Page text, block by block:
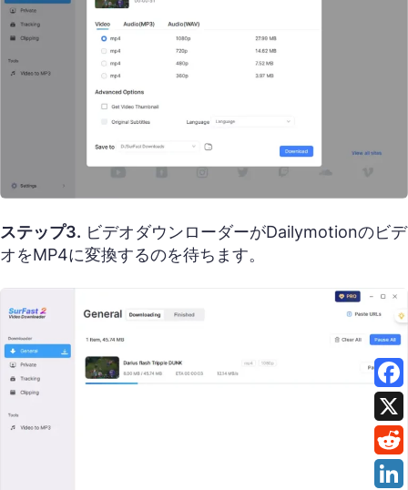
ステップ3. ビデオダウンローダーがDailymotionのビデ
オをMP4に変換するのを待ちます。